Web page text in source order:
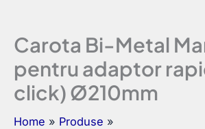
Carota Bi-Metal
pentru adaptor
click) Ø210mm
Home
Produse